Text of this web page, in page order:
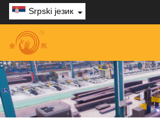
Srpski језик